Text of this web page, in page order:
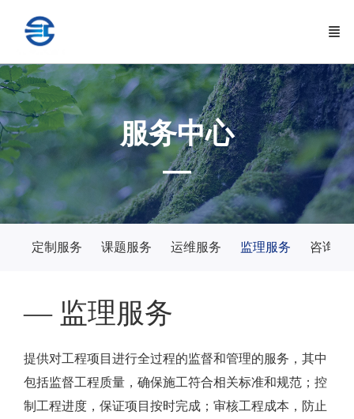
服务中心
—
定制服务 课题服务 运维服务 监理服务 咨询服
— 监理服务
提供对工程项目进行全过程的监督和管理的服务，其中
包括监督工程质量，确保施工符合相关标准和规范；控
制工程进度，保证项目按时完成；审核工程成本，防止